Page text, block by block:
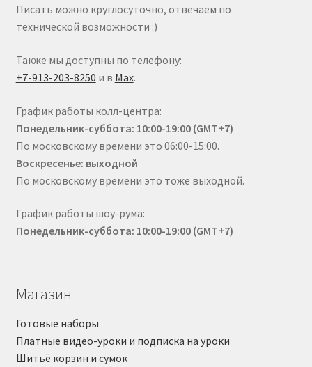
Писать можно круглосуточно, отвечаем по
технической возможности :)
Также мы доступны по телефону:
+7-913-203-8250 и в Max.
График работы колл-центра:
Понедельник-суббота: 10:00-19:00 (GMT+7)
По московскому времени это 06:00-15:00.
Воскресенье: выходной
По московскому времени это тоже выходной.
График работы шоу-рума:
Понедельник-суббота: 10:00-19:00 (GMT+7)
Магазин
Готовые наборы
Платные видео-уроки и подписка на уроки
Шитьё корзин и сумок